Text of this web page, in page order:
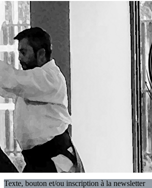
Exporter les lignes sélectionnées
Exporter toutes les colonnes
Exporter uniquement les colonnes affichées
Menu
<
Actualités
Actualités - Archives
Le Calendrier Aikido Montagne Noire
Agenda
?>
Images de la page d'accueil
Cliquez pour éditer
Texte, bouton et/ou inscription à la newsletter